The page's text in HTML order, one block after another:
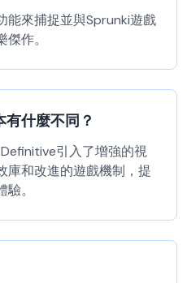
能來捕捉並與Sprunki遊戲
作。
什麼不同？
引入了增強的視
庫和改進的遊戲機制，提
。